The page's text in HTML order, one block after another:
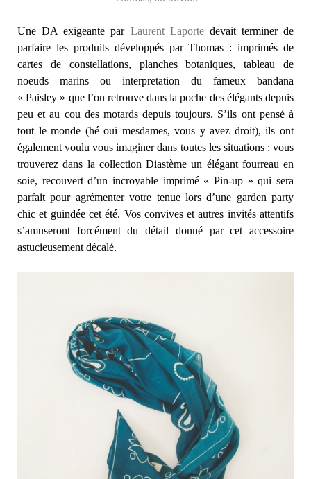
Une DA exigeante par Laurent Laportedevait terminer de
parfaire les produits développés par Thomas : imprimés de
cartes de constellations, planches botaniques, tableau de
noeuds marins ou interpretation du fameux bandana
« Paisley » que l’on retrouve dans la poche des élégants depuis
peu et au cou des motards depuis toujours. S’ils ont pensé à
tout le monde (hé oui mesdames, vous y avez droit), ils ont
également voulu vous imaginer dans toutes les situations : vous
trouverez dans la collection Diastème un élégant fourreau en
soie, recouvert d’un incroyable imprimé « Pin-up » qui sera
parfait pour agrémenter votre tenue lors d’une garden party
chic et guindée cet été. Vos convives et autres invités attentifs
s’amuseront forcément du détail donné par cet accessoire
astucieusement décalé.